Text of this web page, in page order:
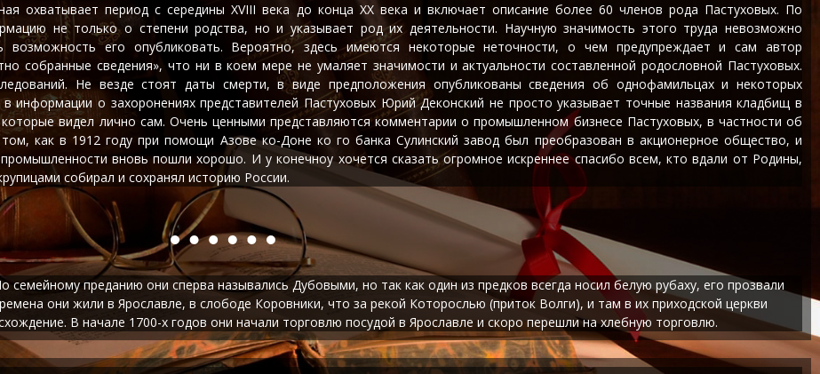
охватывает период с середины XVIII века до конца XX века и включает описание более 60 членов рода Пастуховых. По
не только о степени родства, но и указывает род их деятельности. Научную значимость этого труда невозможно
его опубликовать. Вероятно, здесь имеются некоторые неточности, о чем предупреждает и сам автор
собранные сведения», что ни в коем мере не умаляет значимости и актуальности составленной родословной Пастуховых.
Не везде стоят даты смерти, в виде предположения опубликованы сведения об однофамильцах и некоторых
информации о захоронениях представителей Пастуховых Юрий Деконский не просто указывает точные названия кладбищ в
видел лично сам. Очень ценными представляются комментарии о промышленном бизнесе Пастуховых, в частности об
как в 1912 году при помощи Азове ко-Доне ко го банка Сулинский завод был преобразован в акционерное общество, и
вновь пошли хорошо. И у конечноу хочется сказать огромное искреннее спасибо всем, кто вдали от Родины,
собирал и сохранял историю России.
семейному преданию они сперва назывались Дубовыми, но так как один из предков всегда носил белую рубаху, его прозвали
они жили в Ярославле, в слободе Коровники, что за рекой Которослью (приток Волги), и там в их приходской церкви
В начале 1700-х годов они начали торговлю посудой в Ярославле и скоро перешли на хлебную торговлю.